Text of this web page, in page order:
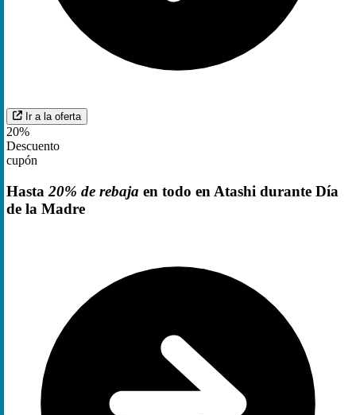
Ir a la oferta
20%
Descuento
cupón
Hasta 20% de rebaja en todo en Atashi durante Día
de la Madre